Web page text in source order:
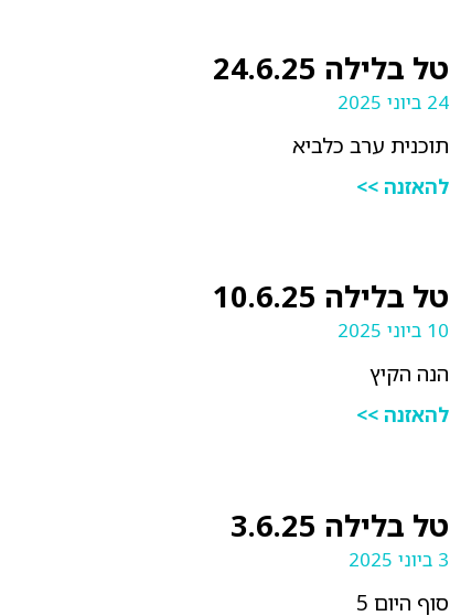
טל בלילה 24.6.25
24 ביוני 2025
תוכנית ערב כלביא
להאזנה >>
טל בלילה 10.6.25
10 ביוני 2025
הנה הקיץ
להאזנה >>
טל בלילה 3.6.25
3 ביוני 2025
סוף היום 5